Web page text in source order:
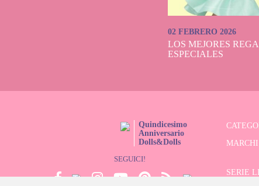
02 FEBRERO 2026
LOS MEJORES
ESPECIALES
Quindicesimo
Anniversario
Dolls&Dolls
SEGUICI!
MARCHI
SERIE